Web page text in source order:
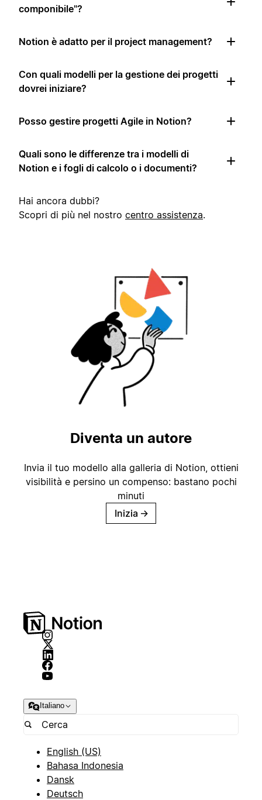
componibile"?
Notion è adatto per il project management?
Con quali modelli per la gestione dei progetti
dovrei iniziare?
Posso gestire progetti Agile in Notion?
Quali sono le differenze tra i modelli di
Notion e i fogli di calcolo o i documenti?
Hai ancora dubbi?
Scopri di più nel nostro centro assistenza.
Diventa un autore
Invia il tuo modello alla galleria di Notion, ottieni
visibilità e persino un compenso: bastano pochi
minuti
Inizia →
Italiano
English (US)
Bahasa Indonesia
Dansk
Deutsch